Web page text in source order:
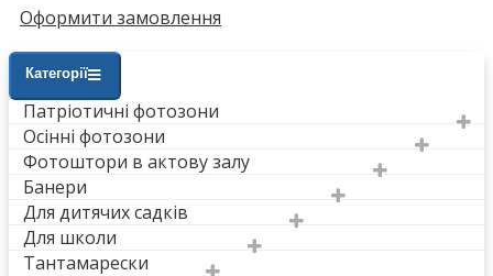
Оформити замовлення
Категорії
Патріотичні фотозони
Осінні фотозони
Фотоштори в актову залу
Банери
Для дитячих садків
Для школи
Тантамарески